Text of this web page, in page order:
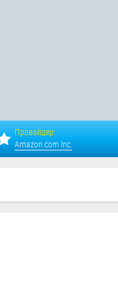
Провайдер:
Amazon.com Inc.